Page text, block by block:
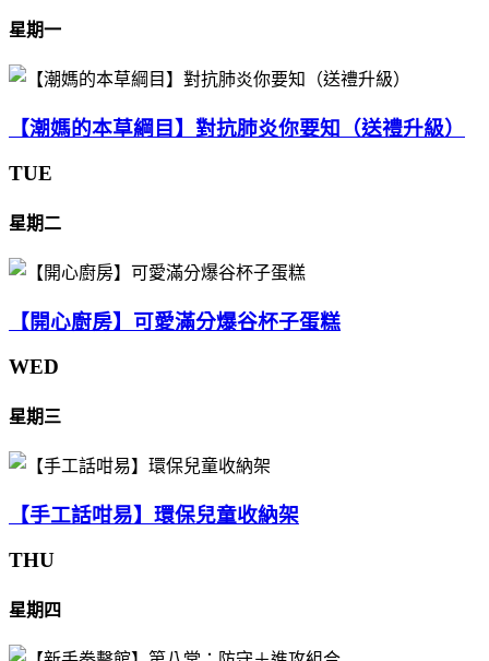
星期一
【潮媽的本草綱目】對抗肺炎你要知（送禮升級）
TUE
星期二
【開心廚房】可愛滿分爆谷杯子蛋糕
WED
星期三
【手工話咁易】環保兒童收納架
THU
星期四